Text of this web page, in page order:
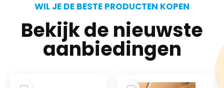
WIL JE DE BESTE PRODUCTEN KOPEN
Bekijk de nieuwste
aanbiedingen